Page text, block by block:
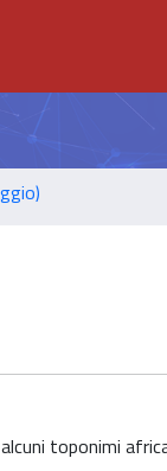
toponimi